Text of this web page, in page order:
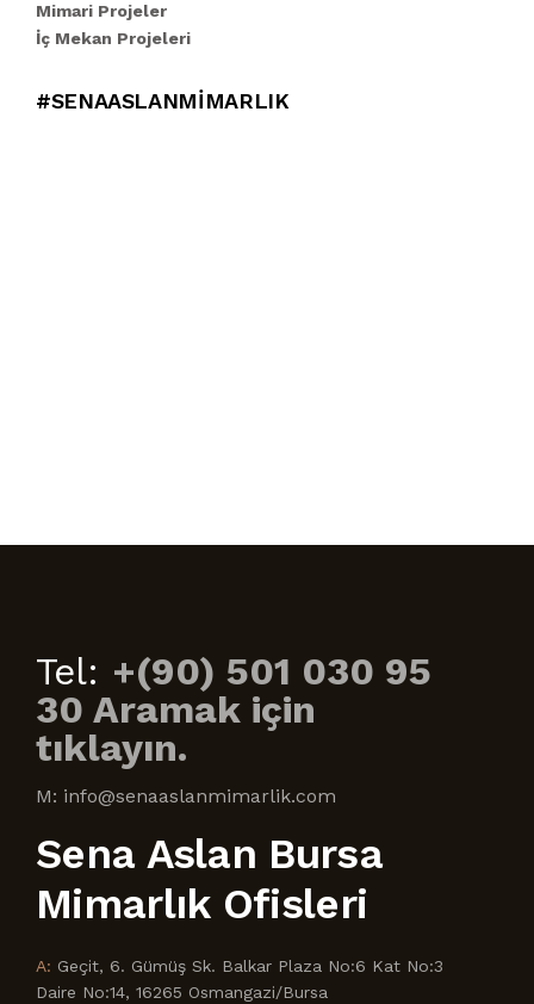
Mimari Projeler
İç Mekan Projeleri
#SENAASLANMIMARLIK
Tel: +(90) 501 030 95
30 Aramak için
tıklayın.
M: info@senaaslanmimarlik.com
Sena Aslan Bursa
Mimarlık Ofisleri
A: Geçit, 6. Gümüş Sk. Balkar Plaza No:6 Kat No:3
Daire No:14, 16265 Osmangazi/Bursa